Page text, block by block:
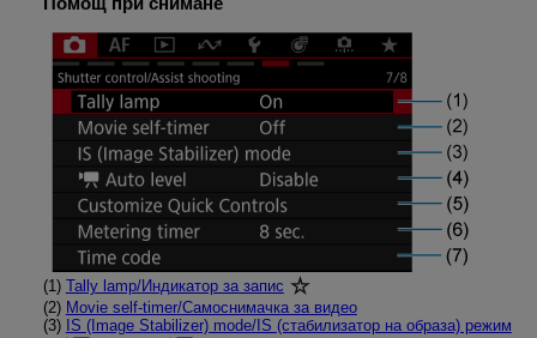
(1) Tally lamp/Индикатор за запис
(2) Movie self-timer/Самоснимачка за видео
(3)
IS (Image Stabilizer) mode/IS (стабилизатор на образа) режим